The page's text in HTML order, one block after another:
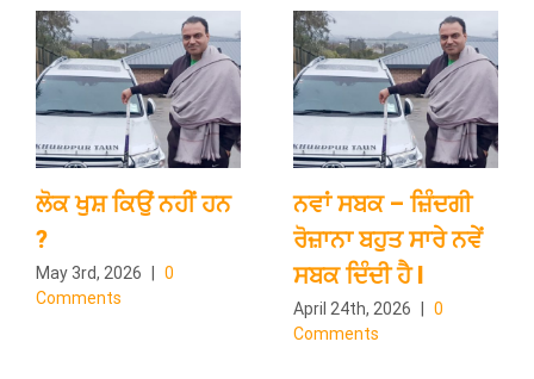
ਲੋਕ ਖੁਸ਼ ਕਿਉਂ ਨਹੀਂ ਹਨ
?
May 3rd, 2026
0
Comments
ਨਵਾਂ ਸਬਕ – ਜ਼ਿੰਦਗੀ
ਰੋਜ਼ਾਨਾ ਬਹੁਤ ਸਾਰੇ ਨਵੇਂ
ਸਬਕ ਦਿੰਦੀ ਹੈ l
April 24th, 2026
0
Comments